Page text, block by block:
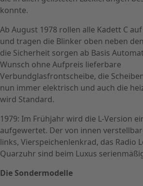
konnte.
Ab August 1978 rollen alle Kadett C
und tragen die Blinker oben neben
die Sicherheit sorgen ab Basis
Wunsch ohne Aufpreis lieferbare
Verbundglasfrontscheibe, die
nun immer elektrisch und auch die
wird Standard.
1979: Im Frühjahr wird die L-Version
aufgewertet. Der von innen
links, Vierspeichenlenkrad, das Radio
Quarzuhr sind beim Luxus
Die Sondermodelle